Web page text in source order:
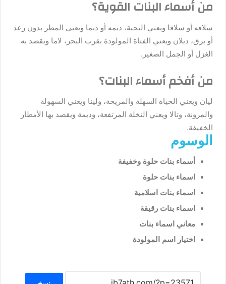
من أسماء البنات القوية؟
سلافه أو سلافا ويعني التحية، ديمه أو ديما ويعني المطر بدون رعد
أو برق، ديلان ويعني الفتاة المولودة بقرب البحر، لاما ويقصد به
الغزل أو الجمل الصغير.
من أفخم أسماء البنات؟
ليان ويعني الحياة السهلة والمريحة، ولينا ويعني السهولة
والمرونة، وتالا ويعني النخلة المرتفعة، وديمة ويقصد بها الأمطار
الخفيفة.
الوسوم
أسماء بنات حلوة وخفيفة
اسماء بنات حلوة
اسماء بنات اسلامية
اسماء بنات رقيقة
معاني اسماء بنات
اختيار اسم المولودة